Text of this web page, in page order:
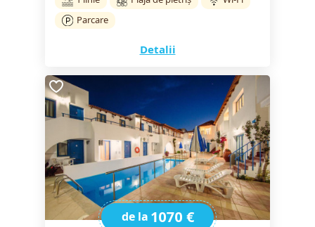
Parcare
Detalii
de la 1070 €